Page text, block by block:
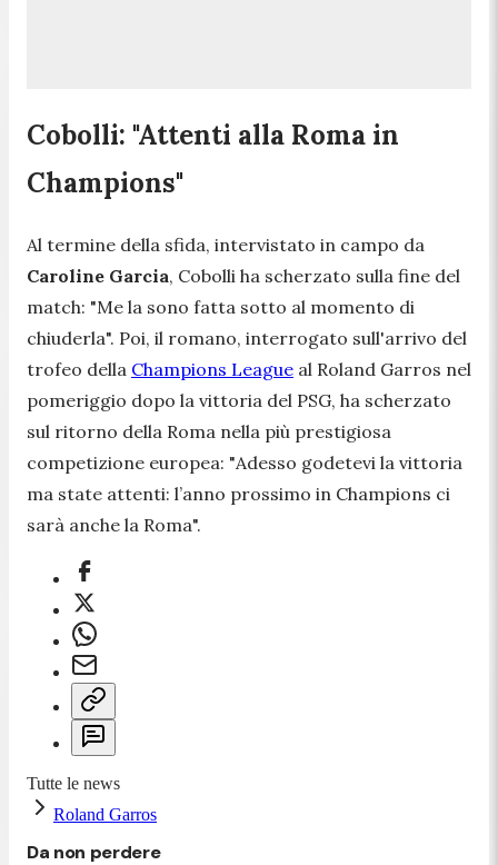
Cobolli: "Attenti alla Roma in
Champions"
Al termine della sfida, intervistato in campo da
Caroline Garcia, Cobolli ha scherzato sulla fine del
match: "Me la sono fatta sotto al momento di
chiuderla". Poi, il romano, interrogato sull'arrivo del
trofeo della Champions League al Roland Garros nel
pomeriggio dopo la vittoria del PSG, ha scherzato
sul ritorno della Roma nella più prestigiosa
competizione europea: "Adesso godetevi la vittoria
ma state attenti: l’anno prossimo in Champions ci
sarà anche la Roma".
Tutte le news
Roland Garros
Da non perdere